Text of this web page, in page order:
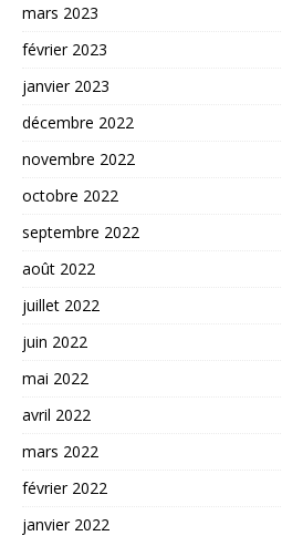
mars 2023
février 2023
janvier 2023
décembre 2022
novembre 2022
octobre 2022
septembre 2022
août 2022
juillet 2022
juin 2022
mai 2022
avril 2022
mars 2022
février 2022
janvier 2022